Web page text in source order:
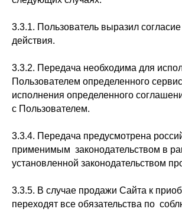
3.3.1. Пользователь выразил
действия.
3.3.2. Передача необходима для
Пользователем определенного
исполнения определенного
с Пользователем.
3.3.4. Передача предусмотрена
применимым законодательством в
установленной законодательством
3.3.5. В случае продажи Сайта к
переходят все обязательства по